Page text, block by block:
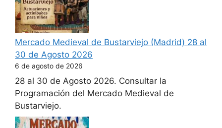
Mercado Medieval de Bustarviejo (Madrid) 28 al
30 de Agosto 2026
6 de agosto de 2026
28 al 30 de Agosto 2026. Consultar la
Programación del Mercado Medieval de
Bustarviejo.